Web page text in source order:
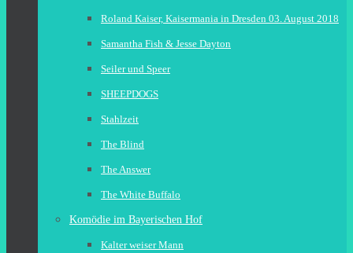
Roland Kaiser, Kaisermania in Dresden 03. August 2018
Samantha Fish & Jesse Dayton
Seiler und Speer
SHEEPDOGS
Stahlzeit
The Blind
The Answer
The White Buffalo
Komödie im Bayerischen Hof
Kalter weiser Mann